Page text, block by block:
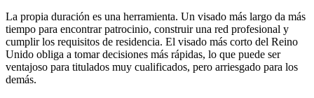
La propia duración es una herramienta. Un visado más largo da más
tiempo para encontrar patrocinio, construir una red profesional y
cumplir los requisitos de residencia. El visado más corto del Reino
Unido obliga a tomar decisiones más rápidas, lo que puede ser
ventajoso para titulados muy cualificados, pero arriesgado para los
demás.